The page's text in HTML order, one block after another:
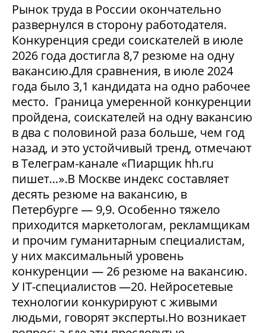
Рынок труда в России окончательно
развернулся в сторону работодателя.
Конкуренция среди соискателей в июле
2026 года достигла 8,7 резюме на одну
вакансию.Для сравнения, в июле 2024
года было 3,1 кандидата на одно рабочее
место. Граница умеренной конкуренции
пройдена, соискателей на одну вакансию
в два с половиной раза больше, чем год
назад, и это устойчивый тренд, отмечают
в Телеграм-канале «Пиарщик hh.ru
пишет…».В Москве индекс составляет
десять резюме на вакансию, в
Петербурге — 9,9. Особенно тяжело
приходится маркетологам, рекламщикам
и прочим гуманитарным специалистам,
у них максимальный уровень
конкуренции — 26 резюме на вакансию.
У IT-специалистов —20. Нейросетевые
технологии конкурируют с живыми
людьми, говорят эксперты.Но возникает